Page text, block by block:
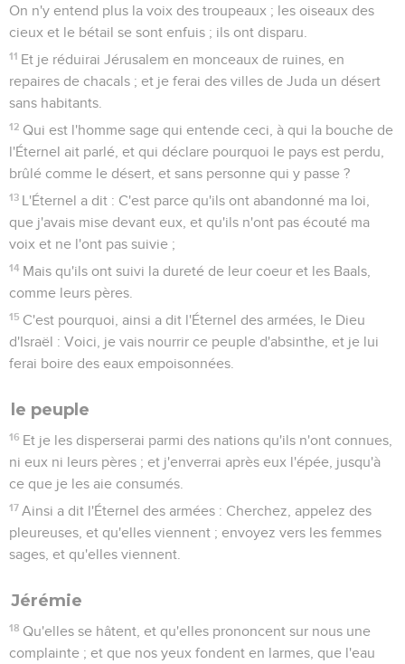
On n'y entend plus la voix des troupeaux ; les oiseaux des
cieux et le bétail se sont enfuis ; ils ont disparu.
11 Et je réduirai Jérusalem en monceaux de ruines, en
repaires de chacals ; et je ferai des villes de Juda un désert
sans habitants.
12 Qui est l'homme sage qui entende ceci, à qui la bouche de
l'Éternel ait parlé, et qui déclare pourquoi le pays est perdu,
brûlé comme le désert, et sans personne qui y passe ?
13 L'Éternel a dit : C'est parce qu'ils ont abandonné ma loi,
que j'avais mise devant eux, et qu'ils n'ont pas écouté ma
voix et ne l'ont pas suivie ;
14 Mais qu'ils ont suivi la dureté de leur coeur et les Baals,
comme leurs pères.
15 C'est pourquoi, ainsi a dit l'Éternel des armées, le Dieu
d'Israël : Voici, je vais nourrir ce peuple d'absinthe, et je lui
ferai boire des eaux empoisonnées.
le peuple
16 Et je les disperserai parmi des nations qu'ils n'ont connues,
ni eux ni leurs pères ; et j'enverrai après eux l'épée, jusqu'à
ce que je les aie consumés.
17 Ainsi a dit l'Éternel des armées : Cherchez, appelez des
pleureuses, et qu'elles viennent ; envoyez vers les femmes
sages, et qu'elles viennent.
Jérémie
18 Qu'elles se hâtent, et qu'elles prononcent sur nous une
complainte ; et que nos yeux fondent en larmes, que l'eau